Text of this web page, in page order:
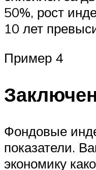
50%, рост
10 лет
Пример 4
Фондовые
показатели.
экономику